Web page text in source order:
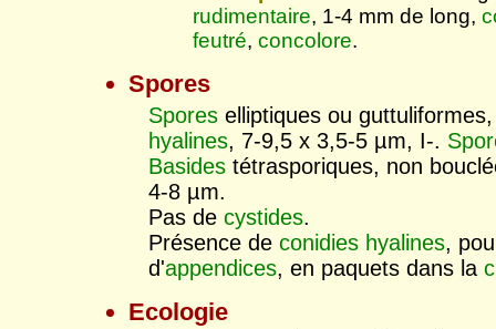
rudimentaire, 1-4 mm de long,
feutré,concolore.
Spores
Spores elliptiques ou
hyalines, 7-9,5 x 3,5-5 µm, I-.
Basides tétrasporiques, non
4-8 µm.
Pas decystides.
Présence deconidies hyalines,
d'appendices, en paquets dans la
Ecologie